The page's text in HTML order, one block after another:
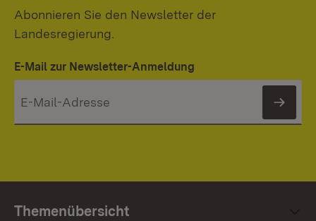
Abonnieren Sie den Newsletter der
Landesregierung.
E-Mail zur Newsletter-Anmeldung
Themenübersicht